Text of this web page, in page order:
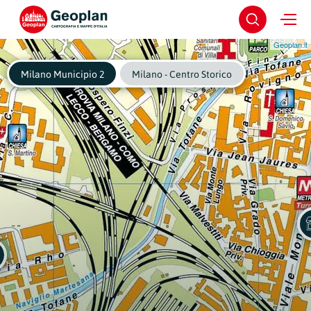
Geoplan.it
Milano Municipio 2 Milano - Centro Storico